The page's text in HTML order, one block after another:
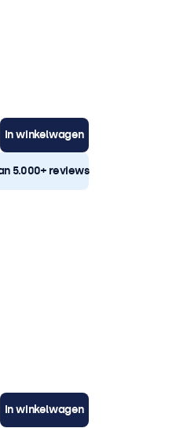
In winkelwagen
5.000+ reviews
In winkelwagen